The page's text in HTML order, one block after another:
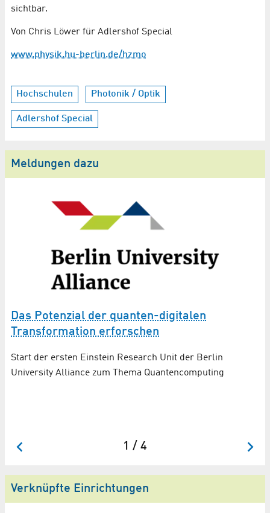
sichtbar.
Von Chris Löwer für Adlershof Special
www.physik.hu-berlin.de/hzmo
Hochschulen Photonik / Optik
Adlershof Special
Meldungen dazu
Das Potenzial der quanten-digitalen
Transformation erforschen
Start der ersten Einstein Research Unit der Berlin
University Alliance zum Thema Quantencomputing
1 / 4
Verknüpfte Einrichtungen